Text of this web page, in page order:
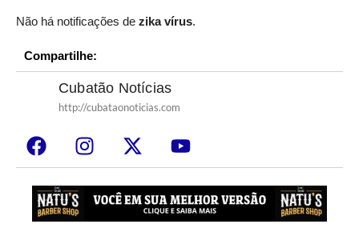
Não há notificações de zika vírus.
Compartilhe:
Cubatão Notícias
http://cubataonoticias.com